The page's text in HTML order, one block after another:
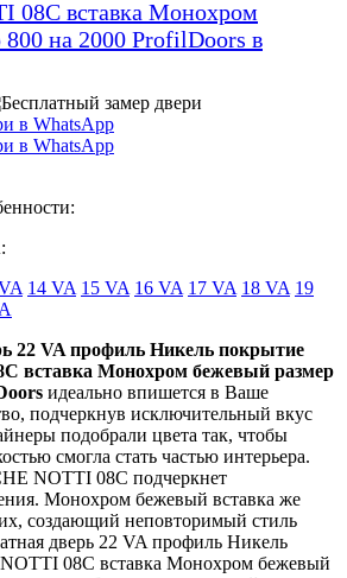
14 VA 15 VA 16 VA 17 VA 18 VA 19
22 VA профиль Никель покрытие
вставка Монохром бежевый размер
идеально впишется в Ваше
подчеркнув исключительный вкус
подобрали цвета так, чтобы
смогла стать частью интерьера.
NOTTI 08C подчеркнет
Монохром бежевый вставка же
создающий неповторимый стиль
дверь 22 VA профиль Никель
08C вставка Монохром бежевый